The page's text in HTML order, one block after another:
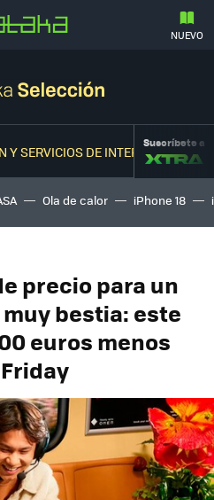
NUEVO
Y SERVICIOS DE INTERNETSuscríbete a
Ola de calor iPhone 18
precio para un
bestia: este
euros menos